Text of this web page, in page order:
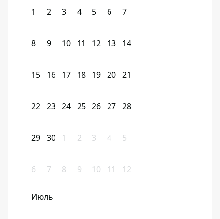
1 2 3 4 5 6 7
8 9 10 11 12 13 14
15 16 17 18 19 20 21
22 23 24 25 26 27 28
29 30 1 2 3 4 5
6 7 8 9 10 11 12
Июль